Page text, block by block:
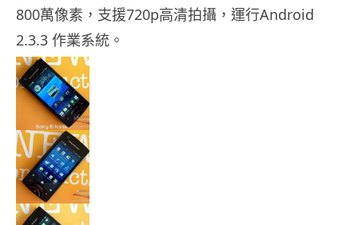
800萬像素，支援720p高清拍攝，運行Android
2.3.3 作業系統。